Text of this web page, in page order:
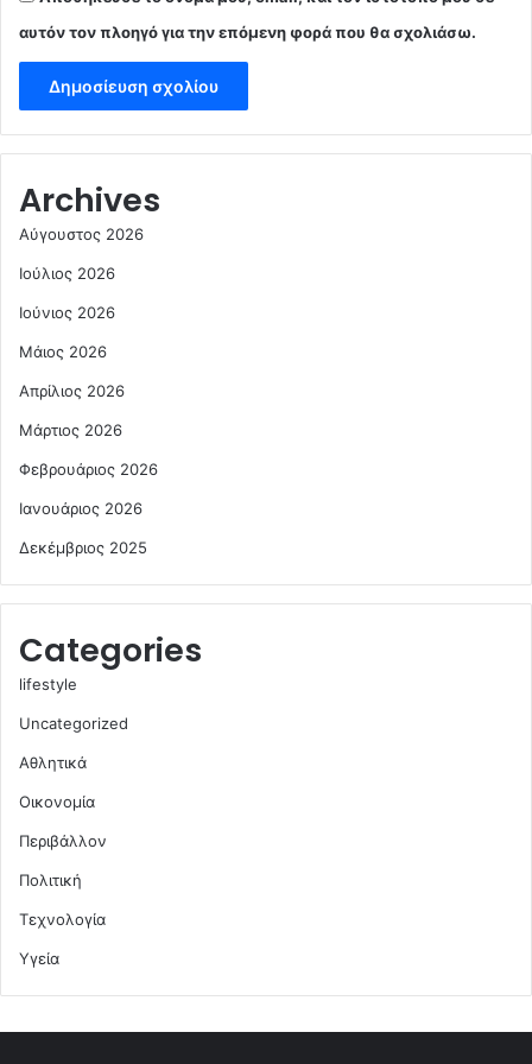
αυτόν τον πλοηγό για την επόμενη φορά που θα σχολιάσω.
Archives
Αύγουστος 2026
Ιούλιος 2026
Ιούνιος 2026
Μάιος 2026
Απρίλιος 2026
Μάρτιος 2026
Φεβρουάριος 2026
Ιανουάριος 2026
Δεκέμβριος 2025
Categories
lifestyle
Uncategorized
Αθλητικά
Οικονομία
Περιβάλλον
Πολιτική
Τεχνολογία
Υγεία